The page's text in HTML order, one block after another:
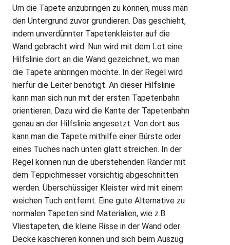
Um die Tapete anzubringen zu können, muss man
den Untergrund zuvor grundieren. Das geschieht,
indem unverdünnter Tapetenkleister auf die
Wand gebracht wird. Nun wird mit dem Lot eine
Hilfslinie dort an die Wand gezeichnet, wo man
die Tapete anbringen möchte. In der Regel wird
hierfür die Leiter benötigt. An dieser Hilfslinie
kann man sich nun mit der ersten Tapetenbahn
orientieren. Dazu wird die Kante der Tapetenbahn
genau an der Hilfslinie angesetzt. Von dort aus
kann man die Tapete mithilfe einer Bürste oder
eines Tuches nach unten glatt streichen. In der
Regel können nun die überstehenden Ränder mit
dem Teppichmesser vorsichtig abgeschnitten
werden. Überschüssiger Kleister wird mit einem
weichen Tuch entfernt. Eine gute Alternative zu
normalen Tapeten sind Materialien, wie z.B.
Vliestapeten, die kleine Risse in der Wand oder
Decke kaschieren können und sich beim Auszug